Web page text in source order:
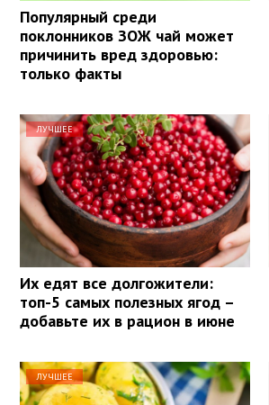
Популярный среди
поклонников ЗОЖ чай может
причинить вред здоровью:
только факты
ЛУЧШЕЕ
Их едят все долгожители:
топ-5 самых полезных ягод –
добавьте их в рацион в июне
ЛУЧШЕЕ